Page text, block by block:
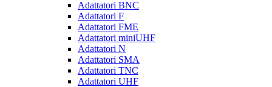
Adattatori BNC
Adattatori F
Adattatori FME
Adattatori miniUHF
Adattatori N
Adattatori SMA
Adattatori TNC
Adattatori UHF